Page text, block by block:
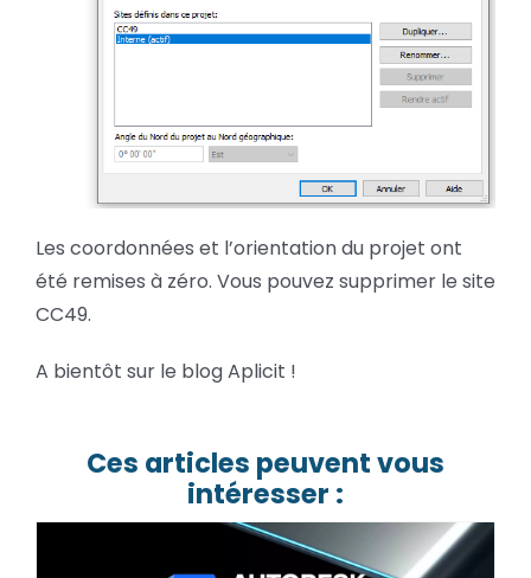
Les coordonnées et l’orientation du projet ont
été remises à zéro. Vous pouvez supprimer le site
CC49.
A bientôt sur le blog Aplicit !
Ces articles peuvent vous
intéresser :